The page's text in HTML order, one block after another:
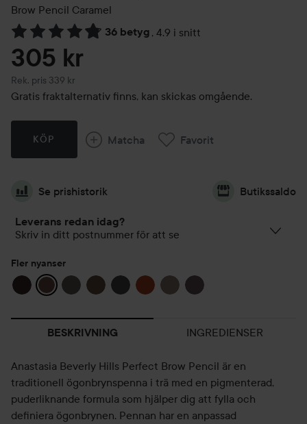
Brow Pencil Caramel
36 betyg , 4.9 i snitt
Hoppa till Betyg & kommentarer
305 kr
Rek. pris 339 kr
Rekommenderat pris 339 kr
Gratis fraktalternativ finns, kan skickas omgående.
KÖP Matcha Favorit
Se prishistorik Butikssaldo
Leverans redan idag?
Skriv in ditt postnummer för att se
Fler nyanser
BESKRIVNING INGREDIENSER
Anastasia Beverly Hills Perfect Brow Pencil är en
traditionell ögonbrynspenna i trä med en pigmenterad,
puderliknande formula som hjälper dig att fylla och
definiera ögonbrynen. Pennan har en anpassad